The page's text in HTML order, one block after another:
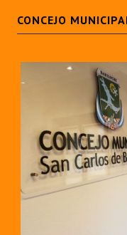
REFORMA DE LA
CONCEJO